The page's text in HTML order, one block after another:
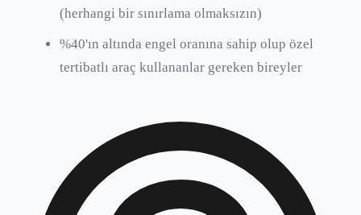
(herhangi bir sınırlama olmaksızın)
%40'ın altında engel oranına sahip olup özel
tertibatlı araç kullananlar gereken bireyler